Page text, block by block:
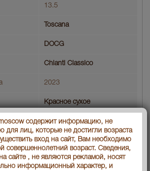
13.5
Toscana
DOCG
Chianti Classico
2023
Красное сухое
21767
Nettuno srl
Только самовывоз
содержит информацию, не
для лиц, которые не достигли возраста
вход на сайт, Вам необходимо
совершеннолетний возраст. Сведения,
сайте , не являются рекламой, носят
информационный характер, и